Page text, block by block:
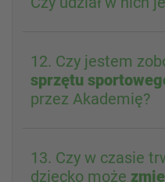
12. Czy jestem
sprzętu
przez Akademię?
13. Czy w czasie
dziecko może